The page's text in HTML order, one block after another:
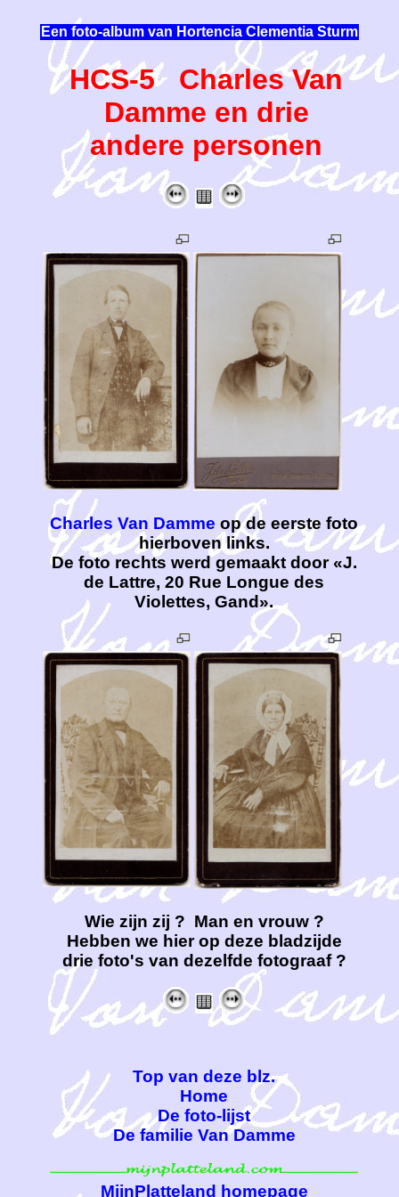
Een foto-album van Hortencia Clementia Sturm
HCS-5 Charles Van
Damme en drie
andere personen
Charles Van Damme op de eerste foto
hierboven links.
De foto rechts werd gemaakt door «J.
de Lattre, 20 Rue Longue des
Violettes, Gand».
Wie zijn zij ? Man en vrouw ?
Hebben we hier op deze bladzijde
drie foto's van dezelfde fotograaf ?
Top van deze blz.
Home
De foto-lijst
De familie Van Damme
MijnPlatteland homepage